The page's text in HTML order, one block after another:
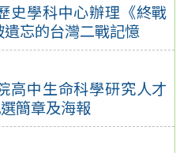
史學科中心辦理《終戰
忘的台灣二戰記憶
高中生命科學研究人才
簡章及海報